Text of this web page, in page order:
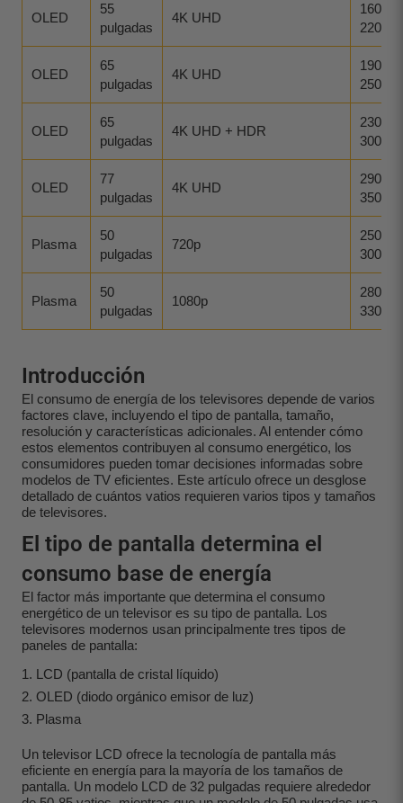
OLED
55
pulgadas
4K UHD
160-
220
OLED
65
pulgadas
4K UHD
190-
250
OLED
65
pulgadas
4K UHD + HDR
230-
300
OLED
77
pulgadas
4K UHD
290-
350
Plasma
50
pulgadas
720p
250-
300
Plasma
50
pulgadas
1080p
280-
330
Introducción
El consumo de energía de los televisores depende de varios
factores clave, incluyendo el tipo de pantalla, tamaño,
resolución y características adicionales. Al entender cómo
estos elementos contribuyen al consumo energético, los
consumidores pueden tomar decisiones informadas sobre
modelos de TV eficientes. Este artículo ofrece un desglose
detallado de cuántos vatios requieren varios tipos y tamaños
de televisores.
El tipo de pantalla determina el
consumo base de energía
El factor más importante que determina el consumo
energético de un televisor es su tipo de pantalla. Los
televisores modernos usan principalmente tres tipos de
paneles de pantalla:
LCD (pantalla de cristal líquido)
OLED (diodo orgánico emisor de luz)
Plasma
Un televisor LCD ofrece la tecnología de pantalla más
eficiente en energía para la mayoría de los tamaños de
pantalla. Un modelo LCD de 32 pulgadas requiere alrededor